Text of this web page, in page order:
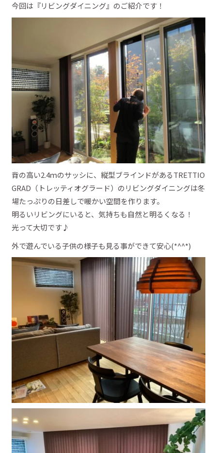
今回は『リビングダイニング』のご紹介です！
背の高い2.4ｍのサッシに、縦型ブラインドがあるTRETTIO
GRAD（トレッティオグラード）のリビングダイニングは冬
場たっぷりの日差しで暖かい空間を作ります。
明るいリビングにいると、気持ちも自然と明るくなる！
光って大切です♪
外で遊んでいる子供の様子も見る事ができて安心(*^^*)